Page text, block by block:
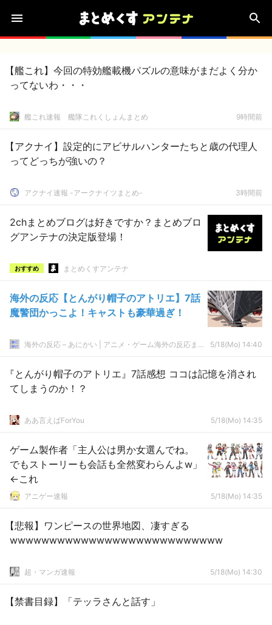
【艦これ】今回の特効艦載機パズルの意味がまだよく分か
ってないわ・・・
艦これ速報 艦隊これくしょんまとめ 9時間前
【アクナイ】設定的にアビサルハンターたちと歳の代理人
ってどっちが強いの？
アクナイ速報 -アークナイツまとめ- 3時間前
2chまとめブログは好きですか？まとめブロ
グアンテナの決定版登場！
おすすめ まとめくすアンテナ
海外の反応【とんがり帽子のアトリエ】7話
魔警団かっこよ！キャストも豪華過ぎ！
海外の反応 – あにかい | アニメ・ゲーム海外の反応まとめ 5/18(Mo) 14:40
『とんがり帽子のアトリエ』7話感想 ココは記憶を消され
てしまうのか！？
ああ言えばForYou 5/18(Mo) 14:35
ゲーム製作者「主人公は男か女選んでね。
でもストーリーも会話も全然変わらんよw」
←これ
アニゲー速報 5/18(Mo) 14:35
【悲報】ワンピースの世界地図、凄すぎる
wwwwwwwwwwwwwwwwwwwwwwwwwww
超・マンガ速報 5/18(Mo) 14:30
【禁書目録】「テッラさんと話す」